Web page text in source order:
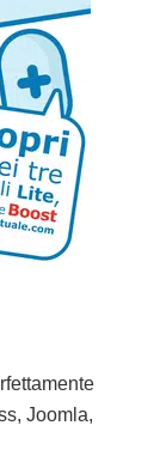
Joomla,